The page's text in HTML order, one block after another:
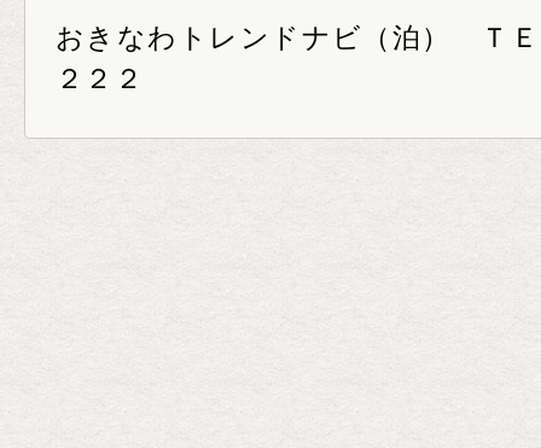
おきなわトレンドナビ（泊） Ｔ
２２２